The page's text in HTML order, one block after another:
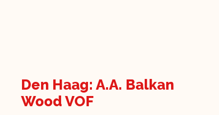
Den Haag: A.A. Balkan
Wood VOF